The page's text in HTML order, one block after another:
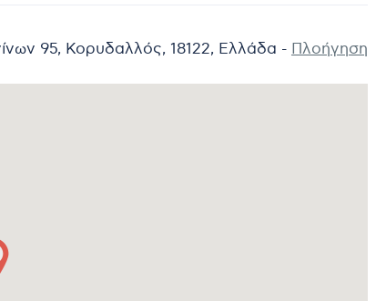
95, Κορυδαλλός, 18122, Ελλάδα - Πλοήγηση